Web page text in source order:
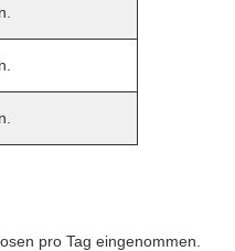
pro Tag eingenommen.